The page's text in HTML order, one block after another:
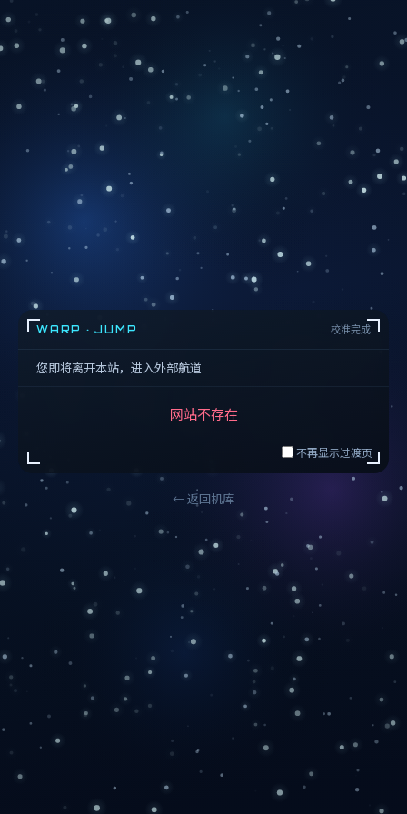
WARP · JUMP 校准完成
您即将离开本站，进入外部航道
网站不存在
不再显示过渡页
← 返回机库